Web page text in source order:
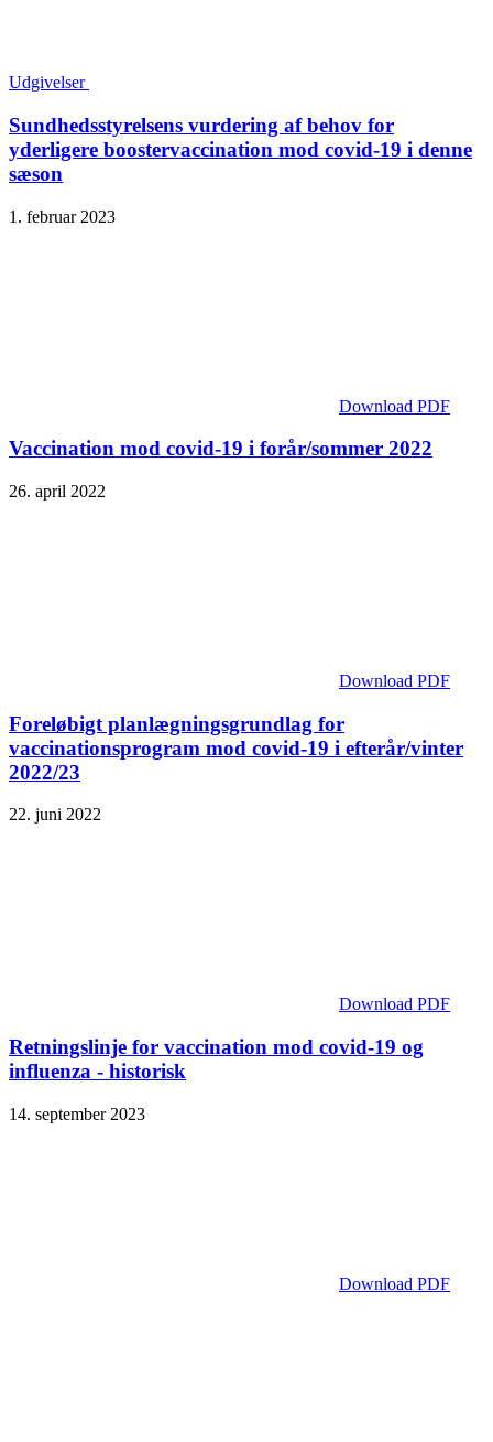
Udgivelser
Sundheds­styrelsens vurdering af behov for
yderligere booster­vaccination mod covid-19 i denne
sæson
1. februar 2023
Download PDF
Vaccination mod covid-19 i forår/sommer 2022
26. april 2022
Download PDF
Foreløbigt planlægningsgrundlag for
vaccinationsprogram mod covid-19 i efterår/vinter
2022/23
22. juni 2022
Download PDF
Retningslinje for vaccination mod covid-19 og
influenza - historisk
14. september 2023
Download PDF